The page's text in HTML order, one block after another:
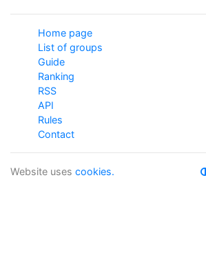
Home page
List of groups
Guide
Ranking
RSS
API
Rules
Contact
Website uses cookies.